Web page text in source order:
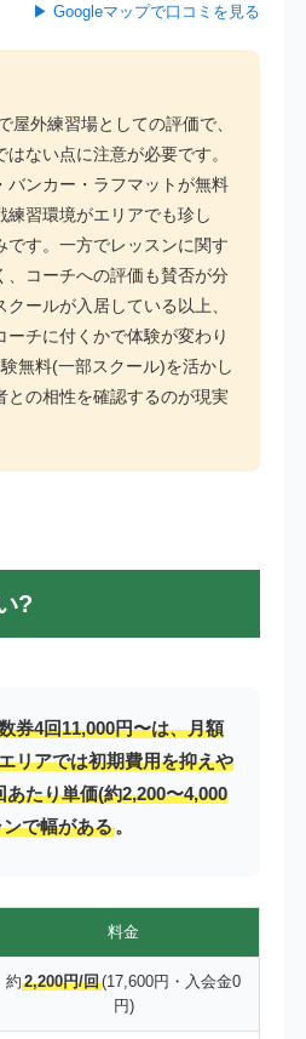
▶ Googleマップで口コミを見る
外練習場としての評価で、
ない点に注意が必要です。
バンカー・ラフマットが無料
練習環境がエリアでも珍し
です。一方でレッスンに関す
、コーチへの評価も賛否が分
ールが入居している以上、
ーチに付くかで体験が変わり
無料(一部スクール)を活かし
との相性を確認するのが現実
?
券4回11,000円〜は、月額
リアでは初期費用を抑えや
たり単価(約2,200〜4,000
で幅がある。
料金
約2,200円/回(17,600円・入会金0
円)